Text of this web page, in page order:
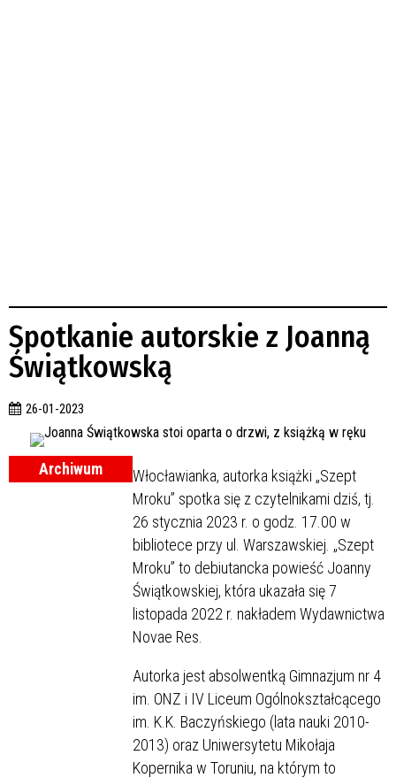
Spotkanie autorskie z Joanną
Świątkowską
26-01-2023
Archiwum
Włocławianka, autorka książki „Szept
Mroku” spotka się z czytelnikami dziś, tj.
26 stycznia 2023 r. o godz. 17.00 w
bibliotece przy ul. Warszawskiej. „Szept
Mroku” to debiutancka powieść Joanny
Świątkowskiej, która ukazała się 7
listopada 2022 r. nakładem Wydawnictwa
Novae Res.
Autorka jest absolwentką Gimnazjum nr 4
im. ONZ i IV Liceum Ogólnokształcącego
im. K.K. Baczyńskiego (lata nauki 2010-
2013) oraz Uniwersytetu Mikołaja
Kopernika w Toruniu, na którym to